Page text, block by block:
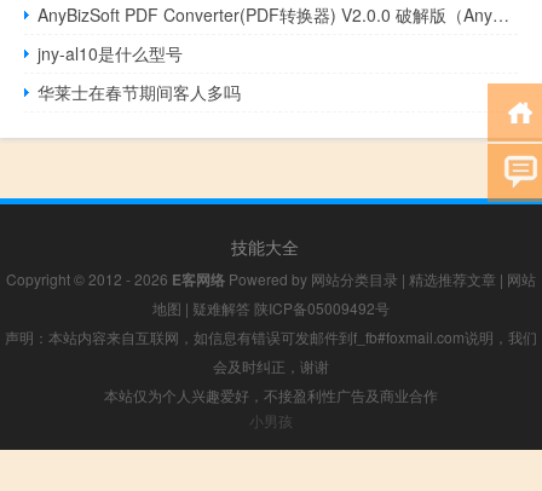
AnyBizSoft PDF Converter(PDF转换器) V2.0.0 破解版（AnyBizSoft PDF Converter(PDF转换器) V2.0.0 破解版功能简介）
jny-al10是什么型号
华莱士在春节期间客人多吗
技能大全
Copyright © 2012 - 2026 E客网络 Powered by 网站分类目录 | 精选推荐文章 | 网站
地图 | 疑难解答 陕ICP备05009492号
声明：本站内容来自互联网，如信息有错误可发邮件到f_fb#foxmail.com说明，我们
会及时纠正，谢谢
本站仅为个人兴趣爱好，不接盈利性广告及商业合作
小男孩